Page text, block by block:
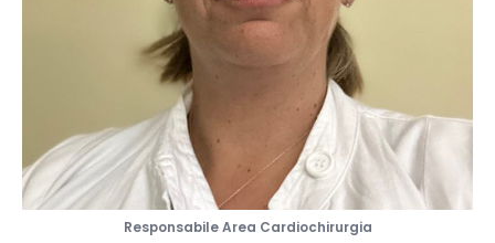
Responsabile Area Cardiochirurgia